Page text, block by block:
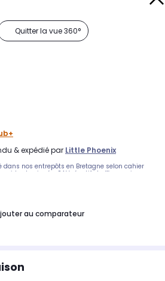
Quitter la vue 360°
& expédié par Little Phoenix
dans nos entrepôts en Bretagne selon cahier
et soignée. SAV réactif et efficace si
au comparateur